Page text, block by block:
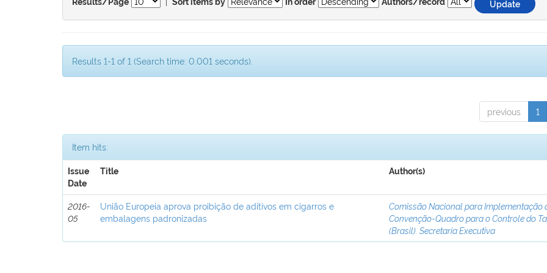
Results/Page Sort items by In order Authors/record
Results 1-1 of 1 (Search time: 0.001 seconds).
previous 1
Item hits:
Issue
Date
Title Author(s)
2016-
05
União Europeia aprova proibição de aditivos em cigarros e
embalagens padronizadas
Comissão Nacional para Implementação
Convenção-Quadro para o Controle do
(Brasil). Secretaria Executiva